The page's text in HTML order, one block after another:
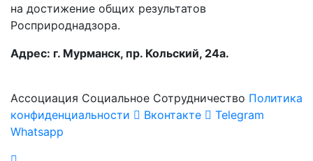
на достижение общих результатов
Росприроднадзора.
Адрес: г. Мурманск, пр. Кольский, 24а.
Ассоциация Социальное Сотрудничество Политика
конфиденциальности
Вконтакте
Telegram
Whatsapp